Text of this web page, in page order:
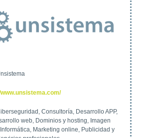
, Consultoría, Desarrollo APP,
web, Dominios y hosting, Imagen
Informática, Marketing online, Publicidad y